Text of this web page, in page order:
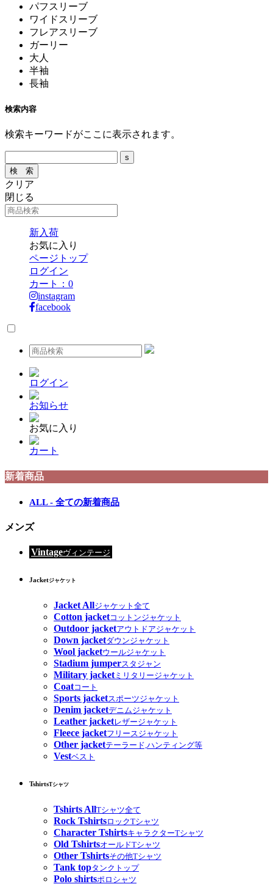
パフスリーブ
ワイドスリーブ
フレアスリーブ
ガーリー
大人
半袖
長袖
検索内容
検索キーワードがここに表示されます。
クリア
閉じる
新入荷
お気に入り
ページトップ
ログイン
カート： 0
instagram
facebook
ログイン
お知らせ
お気に入り
カート
新着商品
ALL - 全ての新着商品
メンズ
Vintageヴィンテージ
Jacketジャケット
Jacket Allジャケット全て
Cotton jacketコットンジャケット
Outdoor jacketアウトドアジャケット
Down jacketダウンジャケット
Wool jacketウールジャケット
Stadium jumperスタジャン
Military jacketミリタリージャケット
Coatコート
Sports jacketスポーツジャケット
Denim jacketデニムジャケット
Leather jacketレザージャケット
Fleece jacketフリースジャケット
Other jacketテーラード,ハンティング等
Vestベスト
TshirtsTシャツ
Tshirts AllTシャツ全て
Rock TshirtsロックTシャツ
Character TshirtsキャラクターTシャツ
Old TshirtsオールドTシャツ
Other Tshirtsその他Tシャツ
Tank topタンクトップ
Polo shirtsポロシャツ